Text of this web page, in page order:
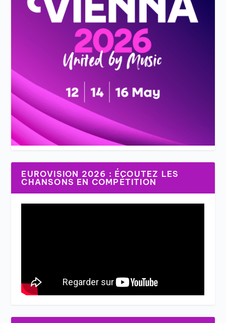
EUROVISION 2026 : ÉCOUTEZ LES
CHANSONS EN COMPÉTITION